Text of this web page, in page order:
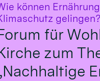
können
gelingen?
für
zum